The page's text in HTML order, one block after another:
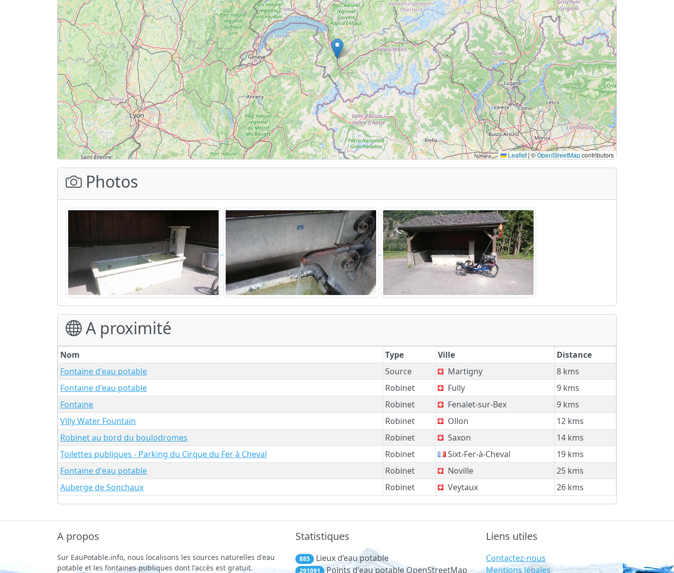
Leaflet|©OpenStreetMapcontributors
Photos
A proximité
Nom Type Ville
Distance
Fontaine d'eau potable
Source Martigny
8 kms
Fontaine d'eau potable
Robinet Fully
9 kms
Fontaine
Robinet Fenalet-sur-Bex
9 kms
Villy Water Fountain
Robinet Ollon
12 kms
Robinet au bord du boulodromes
Robinet Saxon
14 kms
Toilettes publiques - Parking du Cirque du Fer à Cheval
Robinet Sixt-Fer-à-Cheval
19 kms
Fontaine d'eau potable
Robinet Noville
25 kms
Auberge de Sonchaux
Robinet Veytaux 26 kms
A propos
Sur EauPotable.info, nous localisons les sources naturelles d'eau
potable et les fontaines publiques dont l'accès est gratuit.
Statistiques
885 Lieux d’eau potable
291091 Points d'eau potable OpenStreetMap
Liens utiles
Contactez-nous
Mentions légales